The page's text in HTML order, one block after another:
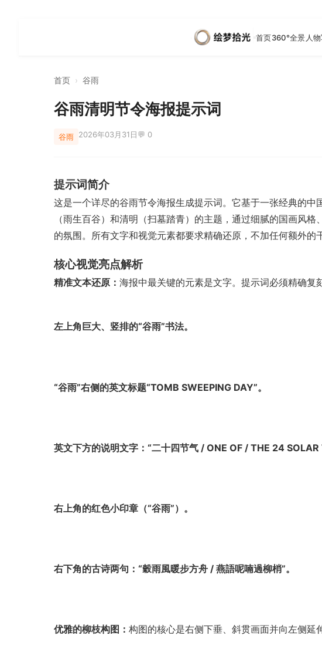
首页360°全景 人
首页 › 谷雨
谷雨清明节令海报提示词
谷雨 2026年03月31日💬 0
提示词简介
这是一个详尽的谷雨节令海报生成提示词。它基于一张经典的
（雨生百谷）和清明（扫墓踏青）的主题，通过细腻的国画风
的氛围。所有文字和视觉元素都要求精确还原，不加任何额外的
核心视觉亮点解析
精准文本还原： 海报中最关键的元素是文字。提示词必须精确复
左上角巨大、竖排的“谷雨”书法。
“谷雨”右侧的英文标题“TOMB SWEEPING DAY”。
英文下方的说明文字：“二十四节气 / ONE OF / THE 24 SOLAR
右上角的红色小印章（“谷雨”）。
右下角的古诗两句：“穀雨風暖步方舟 / 燕語呢喃過柳梢”。
优雅的柳枝构图： 构图的核心是右侧下垂、斜贯画面并向左侧延